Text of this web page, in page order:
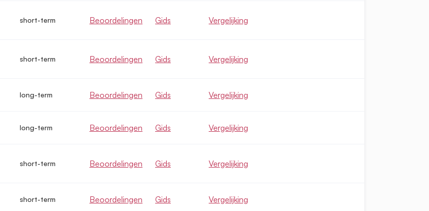
short-term Beoordelingen Gids Vergelijking
short-term Beoordelingen Gids Vergelijking
long-term Beoordelingen Gids Vergelijking
long-term Beoordelingen Gids Vergelijking
short-term Beoordelingen Gids Vergelijking
short-term Beoordelingen Gids Vergelijking